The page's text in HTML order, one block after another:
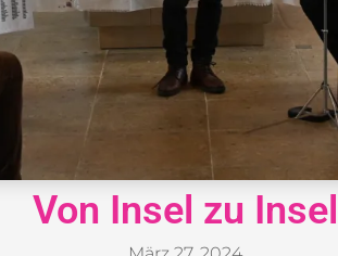
Von Insel zu Insel